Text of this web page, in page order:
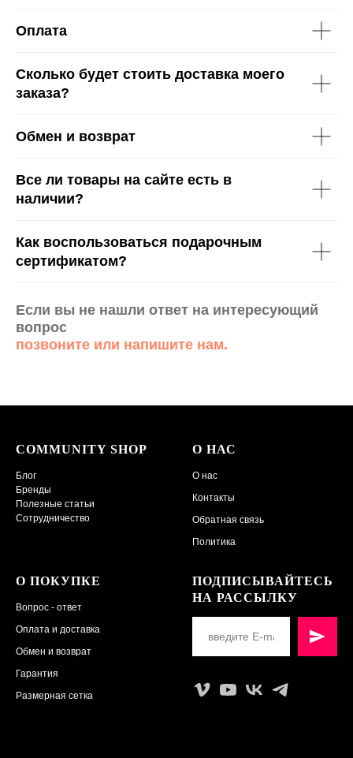
Оплата
Сколько будет стоить доставка моего
заказа?
Обмен и возврат
Все ли товары на сайте есть в
наличии?
Как воспользоваться подарочным
сертификатом?
Если вы не нашли ответ на интересующий
вопрос
позвоните или напишите нам.
COMMUNITY SHOP
Блог
Бренды
Полезные статьи
Сотрудничество
О НАС
О нас
Контакты
Обратная связь
Политика
О ПОКУПКЕ
Вопрос - ответ
Оплата и доставка
Обмен и возврат
Гарантия
Размерная сетка
ПОДПИСЫВАЙТЕСЬ
НА РАССЫЛКУ